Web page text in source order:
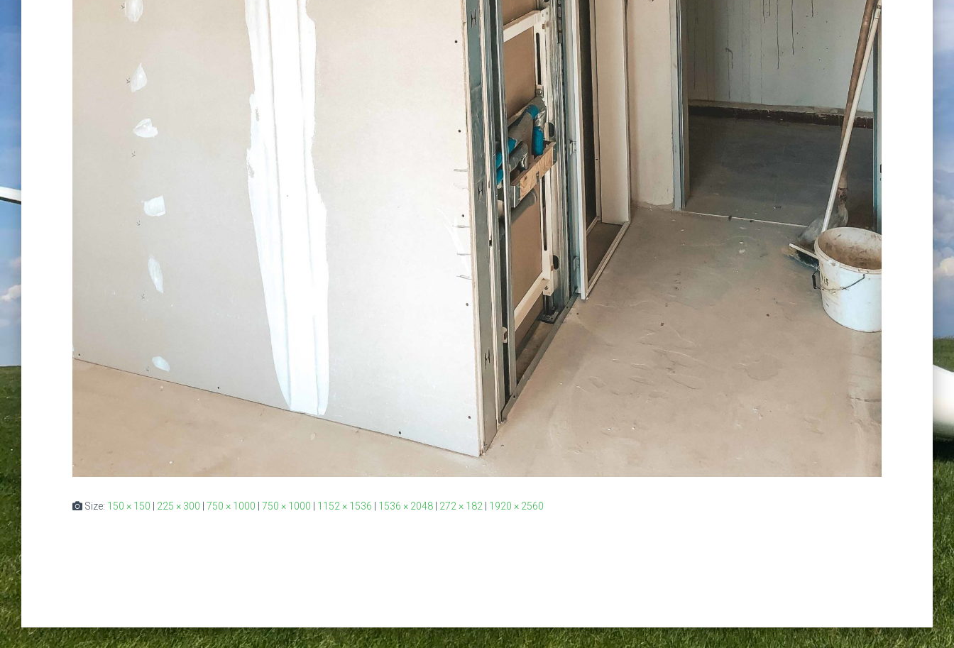
Size: 150 × 150 225 × 300 750 × 1000 750 × 1000 1152 × 1536 1536 × 2048 272 × 182 1920 × 2560